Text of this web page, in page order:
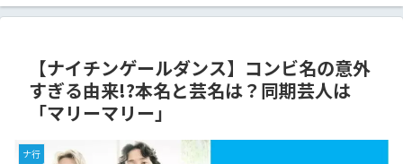
【ナイチンゲールダンス】コンビ名の意外
すぎる由来!?本名と芸名は？同期芸人は
「マリーマリー」
ナ行